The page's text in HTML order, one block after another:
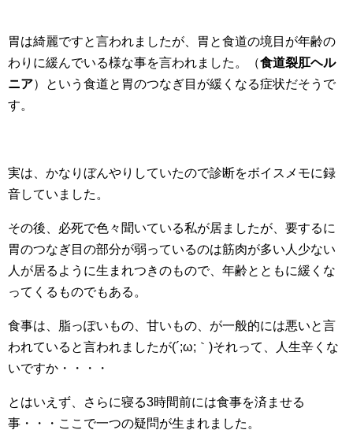
胃は綺麗ですと言われましたが、胃と食道の境目が年齢の
わりに緩んでいる様な事を言われました。（食道裂肛ヘル
ニア）という食道と胃のつなぎ目が緩くなる症状だそうで
す。
実は、かなりぼんやりしていたので診断をボイスメモに録
音していました。
その後、必死で色々聞いている私が居ましたが、要するに
胃のつなぎ目の部分が弱っているのは筋肉が多い人少ない
人が居るように生まれつきのもので、年齢とともに緩くな
ってくるものでもある。
食事は、脂っぽいもの、甘いもの、が一般的には悪いと言
われていると言われましたが(´;ω;｀)それって、人生辛くな
いですか・・・・
とはいえず、さらに寝る3時間前には食事を済ませる
事・・・ここで一つの疑問が生まれました。